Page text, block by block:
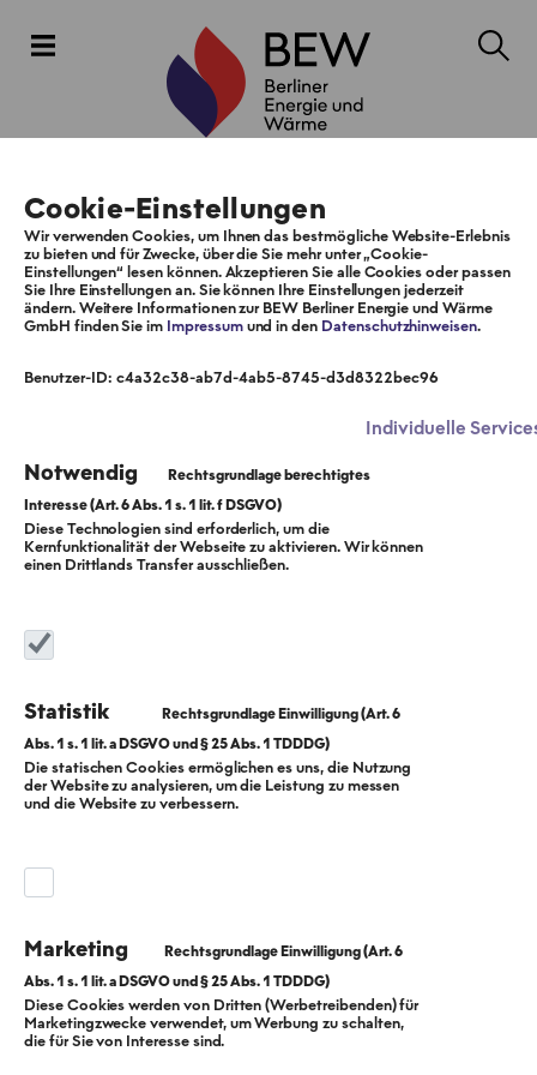
"Stabil": Moody's
Rating stärkt BEW
-Pläne
“Stabil”: Klingt wie ein Jugendwort, ist für uns aber ein
wichtiger Meilenstein. Die Ratingagentur
Cookie-Einstellungen
Wir verwenden Cookies, um Ihnen das bestmögliche Website-Erlebnis
zu bieten und für Zwecke, über die Sie mehr unter „Cookie-
Einstellungen“ lesen können. Akzeptieren Sie alle Cookies oder passen
Sie Ihre Einstellungen an. Sie können Ihre Einstellungen jederzeit
ändern. Weitere Informationen zur BEW Berliner Energie und Wärme
GmbH finden Sie im Impressumund in den Datenschutzhinweisen.
Benutzer-ID: c4a32c38-ab7d-4ab5-8745-d3d8322bec96
Individuelle
Notwendig
Diese Technologien sind erforderlich, um die
Kernfunktionalität der Webseite zu aktivieren. Wir können
einen Drittlands Transfer ausschließen.
Statistik
Die statischen Cookies ermöglichen es uns, die Nutzung
der Website zu analysieren, um die Leistung zu messen
und die Website zu verbessern.
Marketing
Diese Cookies werden von Dritten (Werbetreibenden) für
Marketingzwecke verwendet, um Werbung zu schalten,
die für Sie von Interesse sind.